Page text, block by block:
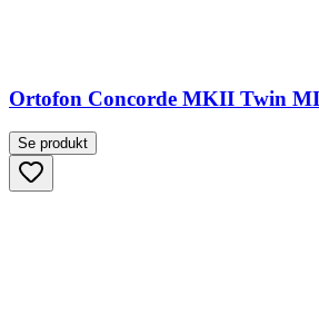
Ortofon Concorde MKII Twin
Se produkt